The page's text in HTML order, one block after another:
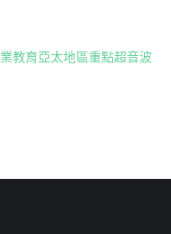
教育亞太地區重點超音波